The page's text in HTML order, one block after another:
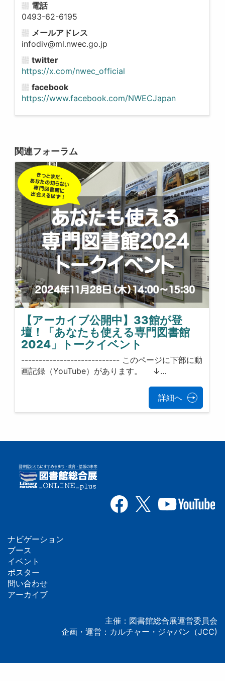
電話
0493-62-6195
メールアドレス
infodiv@ml.nwec.go.jp
twitter
https://x.com/nwec_official
facebook
https://www.facebook.com/NWECJapan
関連フォーラム
【アーカイブ公開中】33館が登
壇！「あなたも使える専門図書館
2024」トークイベント
---------------------------- このページに下部に動
画記録（YouTube）があります。 ↓…
詳細へ
フ
ッ
タ
ナビゲーション
ブース
イベント
ポスター
問い合わせ
アーカイブ
主催：図書館総合展運営委員会
企画・運営：カルチャー・ジャパン（JCC)